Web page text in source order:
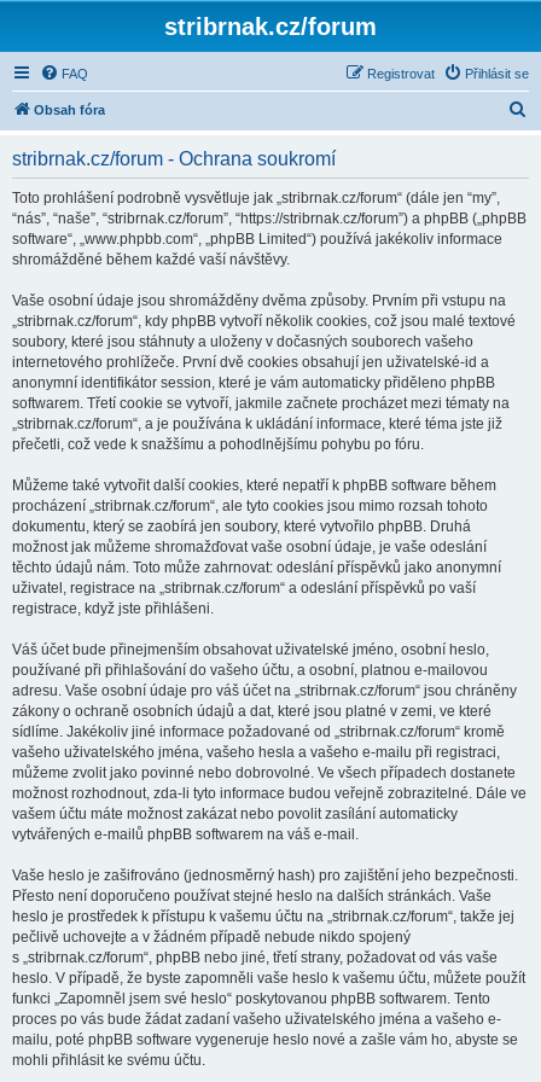
stribrnak.cz/forum
FAQ Přihlásit se
Registrovat
Obsah fóra
stribrnak.cz/forum - Ochrana soukromí
Toto prohlášení podrobně vysvětluje jak „stribrnak.cz/forum“ (dále jen “my”,
“nás”, “naše”, “stribrnak.cz/forum”, “https://stribrnak.cz/forum”) a phpBB („phpBB
software“, „www.phpbb.com“, „phpBB Limited“) používá jakékoliv informace
shromážděné během každé vaší návštěvy.
Vaše osobní údaje jsou shromážděny dvěma způsoby. Prvním při vstupu na
„stribrnak.cz/forum“, kdy phpBB vytvoří několik cookies, což jsou malé textové
soubory, které jsou stáhnuty a uloženy v dočasných souborech vašeho
internetového prohlížeče. První dvě cookies obsahují jen uživatelské-id a
anonymní identifikátor session, které je vám automaticky přiděleno phpBB
softwarem. Třetí cookie se vytvoří, jakmile začnete procházet mezi tématy na
„stribrnak.cz/forum“, a je používána k ukládání informace, které téma jste již
přečetli, což vede k snažšímu a pohodlnějšímu pohybu po fóru.
Můžeme také vytvořit další cookies, které nepatří k phpBB software během
procházení „stribrnak.cz/forum“, ale tyto cookies jsou mimo rozsah tohoto
dokumentu, který se zaobírá jen soubory, které vytvořilo phpBB. Druhá
možnost jak můžeme shromažďovat vaše osobní údaje, je vaše odeslání
těchto údajů nám. Toto může zahrnovat: odeslání příspěvků jako anonymní
uživatel, registrace na „stribrnak.cz/forum“ a odeslání příspěvků po vaší
registrace, když jste přihlášeni.
Váš účet bude přinejmenším obsahovat uživatelské jméno, osobní heslo,
používané při přihlašování do vašeho účtu, a osobní, platnou e-mailovou
adresu. Vaše osobní údaje pro váš účet na „stribrnak.cz/forum“ jsou chráněny
zákony o ochraně osobních údajů a dat, které jsou platné v zemi, ve které
sídlíme. Jakékoliv jiné informace požadované od „stribrnak.cz/forum“ kromě
vašeho uživatelského jména, vašeho hesla a vašeho e-mailu při registraci,
můžeme zvolit jako povinné nebo dobrovolné. Ve všech případech dostanete
možnost rozhodnout, zda-li tyto informace budou veřejně zobrazitelné. Dále ve
vašem účtu máte možnost zakázat nebo povolit zasílání automaticky
vytvářených e-mailů phpBB softwarem na váš e-mail.
Vaše heslo je zašifrováno (jednosměrný hash) pro zajištění jeho bezpečnosti.
Přesto není doporučeno používat stejné heslo na dalších stránkách. Vaše
heslo je prostředek k přístupu k vašemu účtu na „stribrnak.cz/forum“, takže jej
pečlivě uchovejte a v žádném případě nebude nikdo spojený
s „stribrnak.cz/forum“, phpBB nebo jiné, třetí strany, požadovat od vás vaše
heslo. V případě, že byste zapomněli vaše heslo k vašemu účtu, můžete použít
funkci „Zapomněl jsem své heslo“ poskytovanou phpBB softwarem. Tento
proces po vás bude žádat zadaní vašeho uživatelského jména a vašeho e-
mailu, poté phpBB software vygeneruje heslo nové a zašle vám ho, abyste se
mohli přihlásit ke svému účtu.